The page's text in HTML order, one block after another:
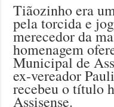
Tiãozinho era
pela torcida e
merecedor da
homenagem
Municipal de
ex-vereador
recebeu o título
Assisense.